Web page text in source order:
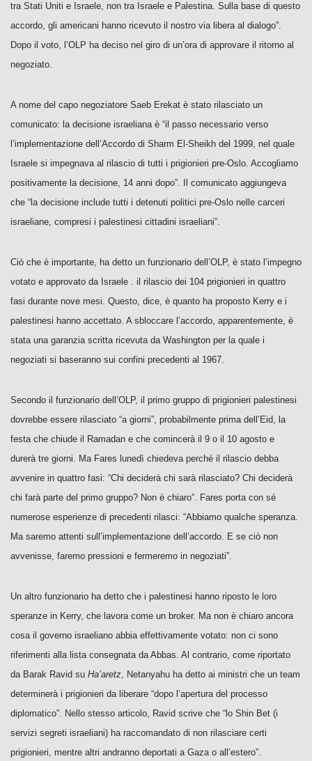
tra Stati Uniti e Israele, non tra Israele e Palestina. Sulla base di questo
accordo, gli americani hanno ricevuto il nostro via libera al dialogo”.
Dopo il voto, l’OLP ha deciso nel giro di un’ora di approvare il ritorno al
negoziato.
A nome del capo negoziatore Saeb Erekat è stato rilasciato un
comunicato: la decisione israeliana è “il passo necessario verso
l’implementazione dell’Accordo di Sharm El-Sheikh del 1999, nel quale
Israele si impegnava al rilascio di tutti i prigionieri pre-Oslo. Accogliamo
positivamente la decisione, 14 anni dopo”. Il comunicato aggiungeva
che “la decisione include tutti i detenuti politici pre-Oslo nelle carceri
israeliane, compresi i palestinesi cittadini israeliani”.
Ciò che è importante, ha detto un funzionario dell’OLP, è stato l’impegno
votato e approvato da Israele . il rilascio dei 104 prigionieri in quattro
fasi durante nove mesi. Questo, dice, è quanto ha proposto Kerry e i
palestinesi hanno accettato. A sbloccare l’accordo, apparentemente, è
stata una garanzia scritta ricevuta da Washington per la quale i
negoziati si baseranno sui confini precedenti al 1967.
Secondo il funzionario dell’OLP, il primo gruppo di prigionieri palestinesi
dovrebbe essere rilasciato “a giorni”, probabilmente prima dell’Eid, la
festa che chiude il Ramadan e che comincerà il 9 o il 10 agosto e
durerà tre giorni. Ma Fares lunedì chiedeva perché il rilascio debba
avvenire in quattro fasi: “Chi deciderà chi sarà rilasciato? Chi deciderà
chi farà parte del primo gruppo? Non è chiaro”. Fares porta con sé
numerose esperienze di precedenti rilasci: “Abbiamo qualche speranza.
Ma saremo attenti sull’implementazione dell’accordo. E se ciò non
avvenisse, faremo pressioni e fermeremo in negoziati”.
Un altro funzionario ha detto che i palestinesi hanno riposto le loro
speranze in Kerry, che lavora come un broker. Ma non è chiaro ancora
cosa il governo israeliano abbia effettivamente votato: non ci sono
riferimenti alla lista consegnata da Abbas. Al contrario, come riportato
da Barak Ravid su Ha’aretz, Netanyahu ha detto ai ministri che un team
determinerà i prigionieri da liberare “dopo l’apertura del processo
diplomatico”. Nello stesso articolo, Ravid scrive che “lo Shin Bet (i
servizi segreti israeliani) ha raccomandato di non rilasciare certi
prigionieri, mentre altri andranno deportati a Gaza o all’estero”.